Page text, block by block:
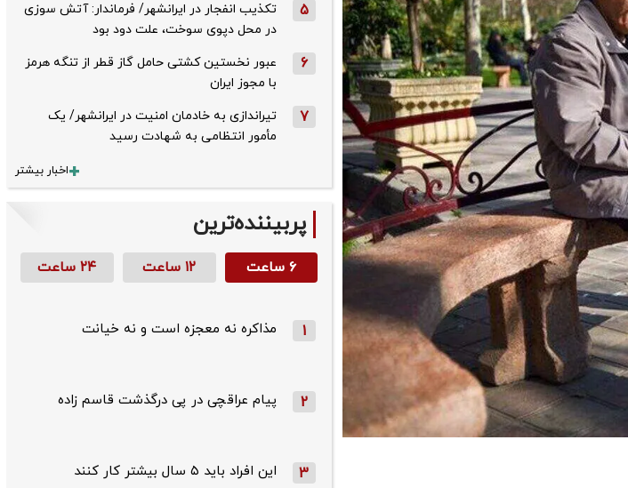
5
تکذیب ‌انفجار در ایرانشهر/ فرماندار: آتش سوزی
در محل دپوی سوخت، علت دود بود
6
عبور نخستین کشتی حامل گاز قطر از تنگه هرمز
با مجوز ایران
7
تیراندازی به خادمان امنیت در ایرانشهر/ یک
مأمور انتظامی به شهادت رسید
اخبار بیشتر
پربیننده‌ترین
۶ ساعت ۱۲ ساعت ۲۴ ساعت
1 مذاکره نه معجزه است و نه خیانت
2 پیام عراقچی در پی درگذشت قاسم‌ زاده
3 این افراد باید ۵ سال بیشتر کار کنند